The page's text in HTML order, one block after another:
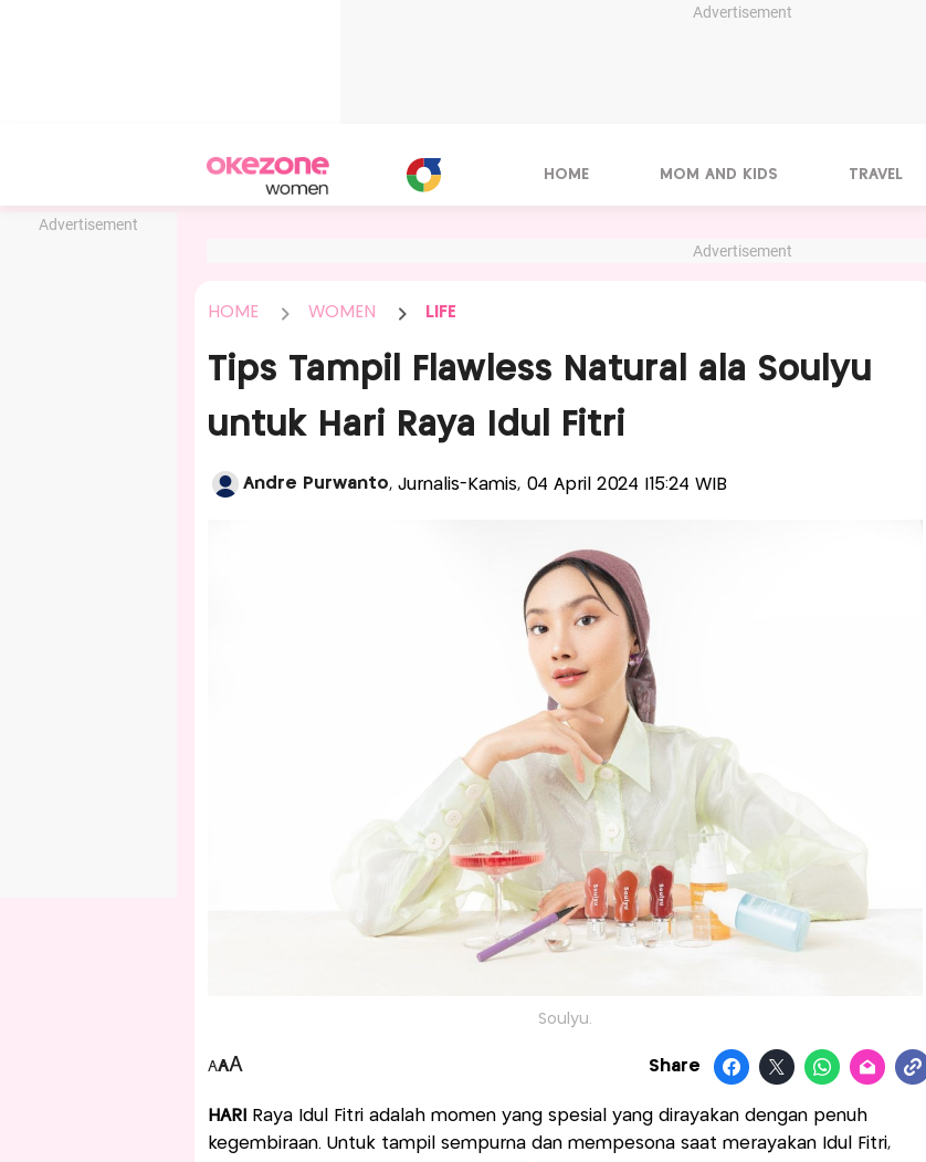
Advertisement
Advertisement
HOME MOM AND KIDS TRAVEL
Advertisement
HOME WOMEN LIFE
Tips Tampil Flawless Natural ala Soulyu
untuk Hari Raya Idul Fitri
Andre Purwanto, Jurnalis-Kamis, 04 April 2024 |15:24 WIB
Soulyu.
AAA Share
HARI
Raya Idul Fitri adalah momen yang spesial yang dirayakan dengan penuh
kegembiraan. Untuk tampil sempurna dan mempesona saat merayakan Idul Fitri,